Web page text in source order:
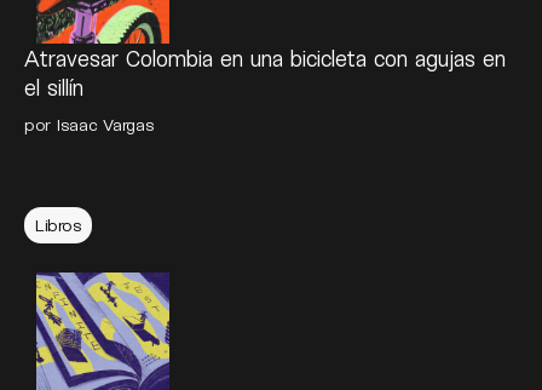
Atravesar Colombia en una bicicleta con agujas en
el sillín
por Isaac Vargas
Libros